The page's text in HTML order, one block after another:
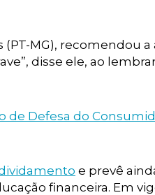
MG), recomendou
disse ele, ao
de Defesa do
e prevê
financeira. Em